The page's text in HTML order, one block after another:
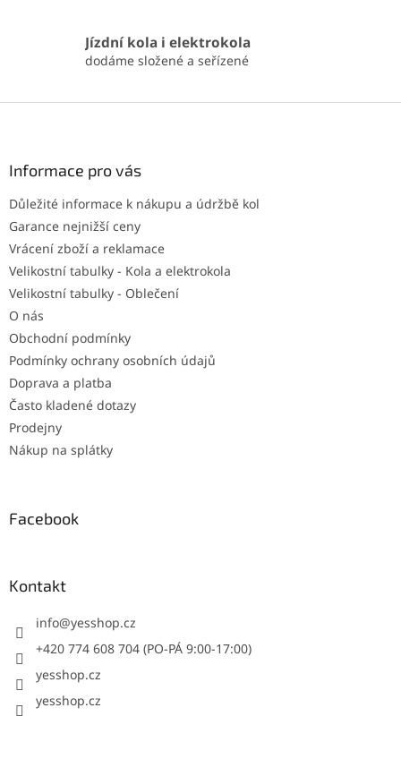
Jízdní kola i elektrokola
dodáme složené a seřízené
Informace pro vás
Důležité informace k nákupu a údržbě kol
Garance nejnižší ceny
Vrácení zboží a reklamace
Velikostní tabulky - Kola a elektrokola
Velikostní tabulky - Oblečení
O nás
Obchodní podmínky
Podmínky ochrany osobních údajů
Doprava a platba
Často kladené dotazy
Prodejny
Nákup na splátky
Facebook
Kontakt
info@yesshop.cz
+420 774 608 704 (PO-PÁ 9:00-17:00)
yesshop.cz
yesshop.cz